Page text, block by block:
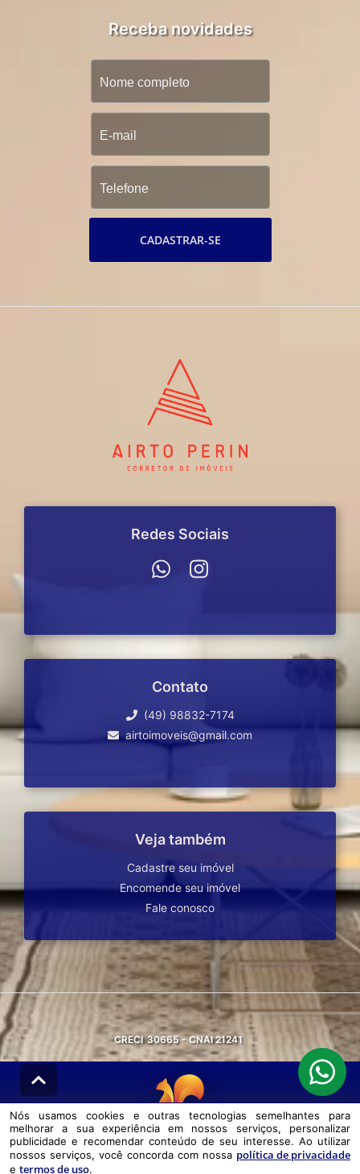
Receba novidades
CADASTRAR-SE
Redes Sociais
Contato
(49) 98832-7174
airtoimoveis@gmail.com
Veja também
Cadastre seu imóvel
Encomende seu imóvel
Fale conosco
CRECI 30665 - CNAI 21241
© DESENVOLVIDO PELAAGIL.NET
Nós usamos cookies e outras tecnologias semelhantes para melhorar a
sua experiência em nossos serviços, personalizar publicidade e
Nós usamos cookies e outras tecnologias semelhantes para
melhorar a sua experiência em nossos serviços, personalizar
publicidade e recomendar conteúdo de seu interesse. Ao utilizar
nossos serviços, você concorda com nossa política de privacidade
e termos de uso.